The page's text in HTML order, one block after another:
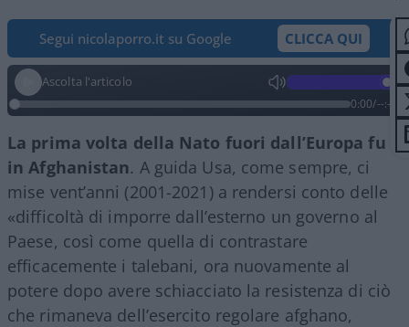
Segui nicolaporro.it su Google CLICCA QUI
Ascolta l'articolo
0:00/--:--
La prima volta della Nato fuori dall’Europa fu
in Afghanistan. A guida Usa, come sempre, ci
mise vent’anni (2001-2021) a rendersi conto delle
«difficoltà di imporre dall’esterno un governo al
Paese, così come quella di contrastare
efficacemente i talebani, ora nuovamente al
potere dopo avere schiacciato la resistenza di ciò
che rimaneva dell’esercito regolare afghano,